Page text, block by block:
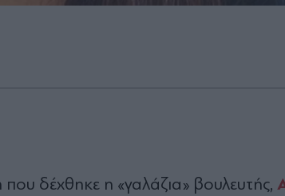
δέχθηκε η «γαλάζια» βουλευτής,